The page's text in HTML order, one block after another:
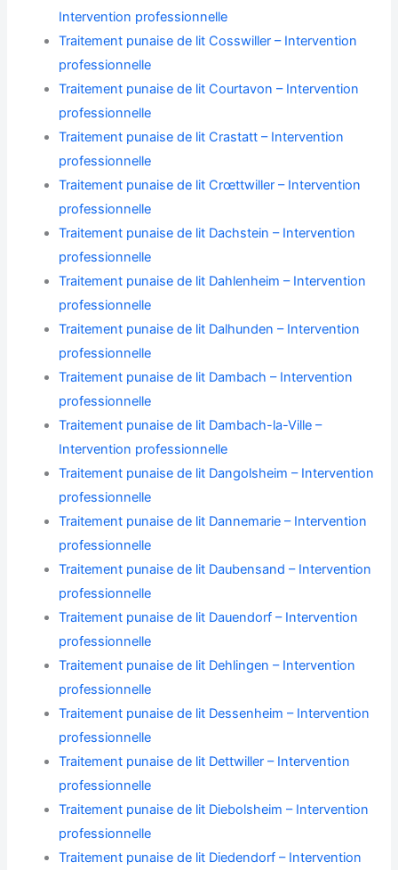
Intervention professionnelle
Traitement punaise de lit Cosswiller – Intervention
professionnelle
Traitement punaise de lit Courtavon – Intervention
professionnelle
Traitement punaise de lit Crastatt – Intervention
professionnelle
Traitement punaise de lit Crœttwiller – Intervention
professionnelle
Traitement punaise de lit Dachstein – Intervention
professionnelle
Traitement punaise de lit Dahlenheim – Intervention
professionnelle
Traitement punaise de lit Dalhunden – Intervention
professionnelle
Traitement punaise de lit Dambach – Intervention
professionnelle
Traitement punaise de lit Dambach-la-Ville –
Intervention professionnelle
Traitement punaise de lit Dangolsheim – Intervention
professionnelle
Traitement punaise de lit Dannemarie – Intervention
professionnelle
Traitement punaise de lit Daubensand – Intervention
professionnelle
Traitement punaise de lit Dauendorf – Intervention
professionnelle
Traitement punaise de lit Dehlingen – Intervention
professionnelle
Traitement punaise de lit Dessenheim – Intervention
professionnelle
Traitement punaise de lit Dettwiller – Intervention
professionnelle
Traitement punaise de lit Diebolsheim – Intervention
professionnelle
Traitement punaise de lit Diedendorf – Intervention